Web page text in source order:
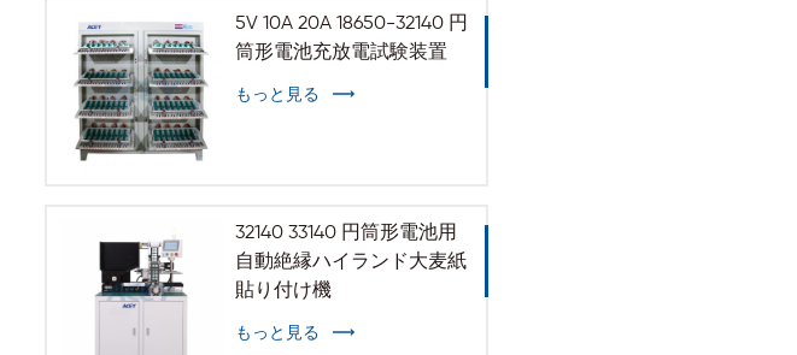
5V 10A 20A 18650-32140 円
筒形電池充放電試験装置
もっと見る
32140 33140 円筒形電池用
自動絶縁ハイランド大麦紙
貼り付け機
もっと見る